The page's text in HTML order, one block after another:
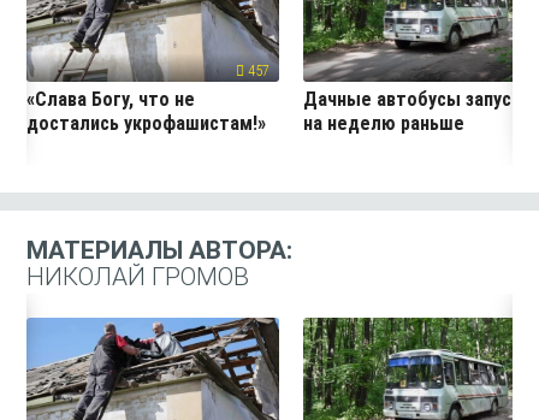
457
«Слава Богу, что не
достались укрофашистам!»
Дачные автобусы
на неделю раньше
МАТЕРИАЛЫ АВТОРА:
НИКОЛАЙ ГРОМОВ